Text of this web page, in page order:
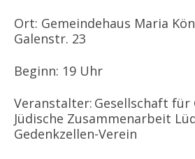
Ort: Gemeindehaus Maria
Galenstr. 23
Beginn: 19 Uhr
Veranstalter: Gesellschaft für
Jüdische Zusammenarbeit
Gedenkzellen-Verein